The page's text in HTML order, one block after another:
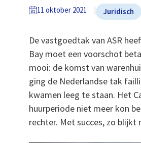
11 oktober 2021 Juridisch
De vastgoedtak van ASR
Bay moet een voorschot
mooi: de komst van
ging de Nederlandse tak
kwamen leeg te staan. Het
huurperiode niet meer kon
rechter. Met succes, zo blijkt